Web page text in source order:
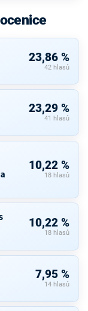
23,86 %
42 hlasů
23,29 %
41 hlasů
10,22 %
18 hlasů
10,22 %
18 hlasů
7,95 %
14 hlasů